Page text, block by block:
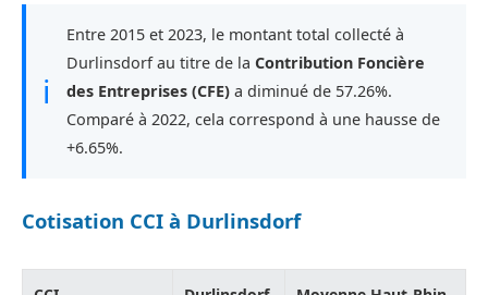
ℹ
Entre 2015 et 2023, le montant total collecté à
Durlinsdorf au titre de la Contribution Foncière
des Entreprises (CFE) a diminué de 57.26%.
Comparé à 2022, cela correspond à une hausse de
+6.65%.
Cotisation CCI à Durlinsdorf